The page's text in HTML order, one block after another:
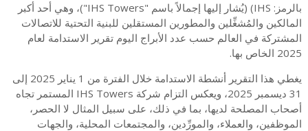
بالرمز: IHS) (يُشار إليها إجمالاً باسم "IHS Towers")، وهي أحد أكبر
المالكين والمُشغِّلين والمطورين المستقلين للبنية التحتية للاتصالات
المشتركة في العالم حسب عدد الأبراج اليوم تقرير الاستدامة لعام
2025 الخاص بها.
يغطي هذا التقرير أنشطة الاستدامة خلال الفترة من 1 يناير 2025 إلى
31 ديسمبر 2025، ويعكس التزام شركة IHS Towers المستمر تجاه
أصحاب المصلحة لديها، بما في ذلك، على سبيل المثال لا الحصر،
الموظفين، والعملاء، والمورِّدين، والمجتمعات المحلية، والجهات